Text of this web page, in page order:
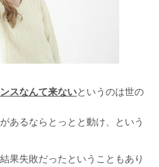
スなんて来ないというのは世の
あるならとっとと動け、という
果失敗だったということもあり